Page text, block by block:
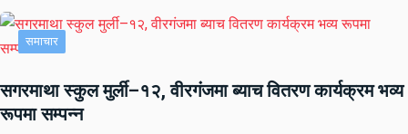
समाचार
सगरमाथा स्कुल मुर्ली–१२, वीरगंजमा ब्याच वितरण कार्यक्रम भव्य
रूपमा सम्पन्न